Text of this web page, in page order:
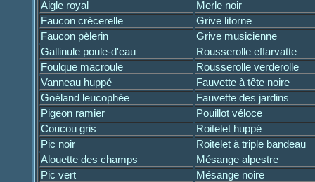
Aigle royal
Merle noir
Faucon crécerelle
Grive litorne
Faucon pèlerin
Grive musicienne
Gallinule poule-d'eau
Rousserolle effarvatte
Foulque macroule
Rousserolle verderolle
Vanneau huppé
Fauvette à tête noire
Goéland leucophée
Fauvette des jardins
Pigeon ramier
Pouillot véloce
Coucou gris
Roitelet huppé
Pic noir
Roitelet à triple bandeau
Alouette des champs
Mésange alpestre
Pic vert
Mésange noire